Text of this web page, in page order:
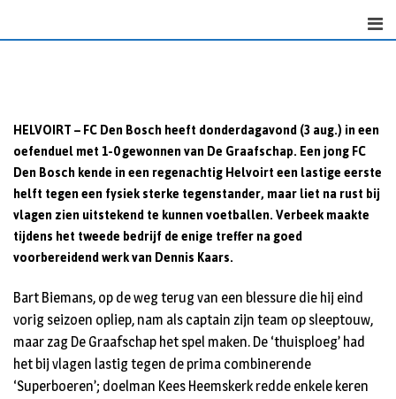
HELVOIRT – FC Den Bosch heeft donderdagavond (3 aug.) in een
oefenduel met 1-0 gewonnen van De Graafschap. Een jong FC
Den Bosch kende in een regenachtig Helvoirt een lastige eerste
helft tegen een fysiek sterke tegenstander, maar liet na rust bij
vlagen zien uitstekend te kunnen voetballen. Verbeek maakte
tijdens het tweede bedrijf de enige treffer na goed
voorbereidend werk van Dennis Kaars.
Bart Biemans, op de weg terug van een blessure die hij eind
vorig seizoen opliep, nam als captain zijn team op sleeptouw,
maar zag De Graafschap het spel maken. De ‘thuisploeg’ had
het bij vlagen lastig tegen de prima combinerende
‘Superboeren’; doelman Kees Heemskerk redde enkele keren